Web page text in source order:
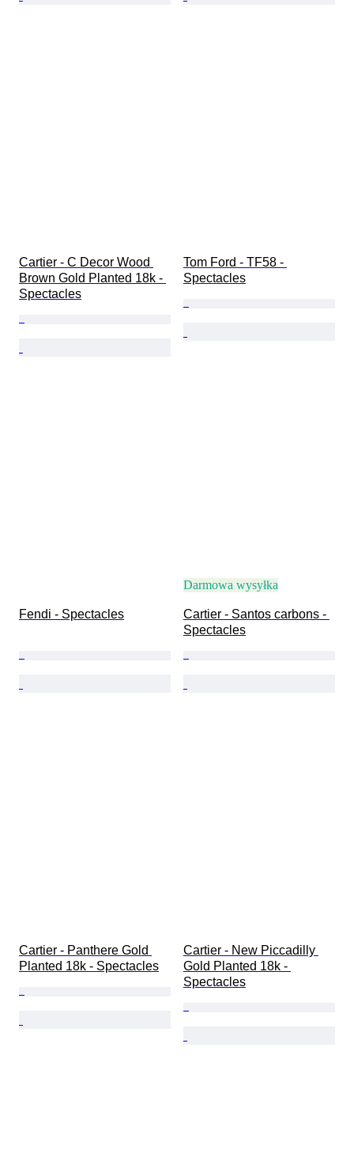
Cartier - C Decor Wood
Brown Gold Planted 18k -
Spectacles
Tom Ford - TF58 -
Spectacles
Fendi - Spectacles
Darmowa wysyłka
Cartier - Santos carbons -
Spectacles
Cartier - Panthere Gold
Planted 18k - Spectacles
Cartier - New Piccadilly
Gold Planted 18k -
Spectacles